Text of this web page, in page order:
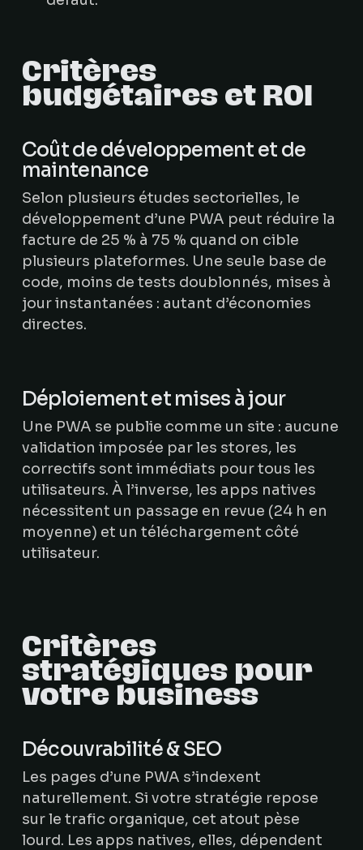
Critères
budgétaires et ROI
Coût de développement et de
maintenance
Selon plusieurs études sectorielles, le
développement d’une PWA peut réduire la
facture de 25 % à 75 % quand on cible
plusieurs plateformes. Une seule base de
code, moins de tests doublonnés, mises à
jour instantanées : autant d’économies
directes.
Déploiement et mises à jour
Une PWA se publie comme un site : aucune
validation imposée par les stores, les
correctifs sont immédiats pour tous les
utilisateurs. À l’inverse, les apps natives
nécessitent un passage en revue (24 h en
moyenne) et un téléchargement côté
utilisateur.
Critères
stratégiques pour
votre business
Découvrabilité & SEO
Les pages d’une PWA s’indexent
naturellement. Si votre stratégie repose
sur le trafic organique, cet atout pèse
lourd. Les apps natives, elles, dépendent